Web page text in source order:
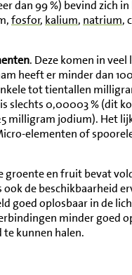
dan 99 %) bevind zich
fosfor, kalium, natrium,
. Deze komen in
heeft er minder dan
tot tientallen
slechts 0,00003 % (dit
milligram jodium). Het
elementen of
en fruit bevat
de beschikbaarheid
goed oplosbaar in de
minder goed
kunnen halen.